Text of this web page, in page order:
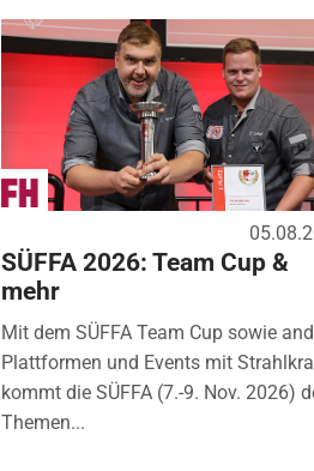
SÜFFA 2026: Team Cup &
mehr
Mit dem SÜFFA Team Cup sowie
Plattformen und Events mit
kommt die SÜFFA (7.-9. Nov. 2026)
Themen...